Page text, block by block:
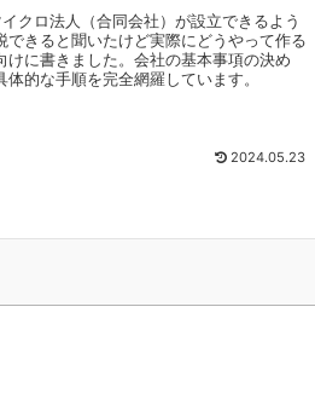
クロ法人（合同会社）が設立できるよう
できると聞いたけど実際にどうやって作る
けに書きました。会社の基本事項の決め
的な手順を完全網羅しています。
2024.05.23